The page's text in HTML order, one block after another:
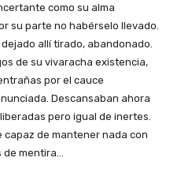
como su alma
su parte no habérselo llevado.
allí tirado, abandonado.
de su vivaracha existencia,
por el cauce
Descansaban ahora
pero igual de inertes.
capaz de mantener nada con
mentira…